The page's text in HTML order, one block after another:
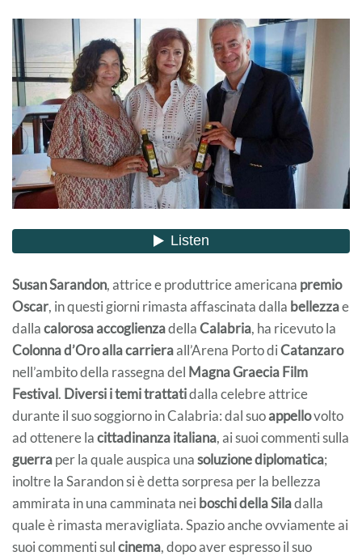
Susan Sarandon, attrice e produttrice americana premio
Oscar, in questi giorni rimasta affascinata dalla bellezzae
dallacalorosa accoglienzadellaCalabria, ha ricevuto la
Colonna d’Oro alla carrieraall’Arena Porto diCatanzaro
nell’ambito della rassegna del Magna Graecia Film
Festival. Diversi i temi trattatidalla celebre attrice
durante il suo soggiorno in Calabria: dal suoappellovolto
ad ottenere lacittadinanzaitaliana, ai suoi commenti sulla
guerraper la quale auspica unasoluzione diplomatica;
inoltre la Sarandon si è detta sorpresa per la bellezza
ammirata in una camminata nei boschi della Siladalla
quale è rimasta meravigliata. Spazio anche ovviamente ai
suoi commenti sulcinema, dopo aver espresso il suo